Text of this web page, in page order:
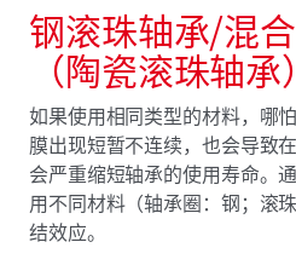
钢滚珠轴承/混
（陶瓷滚珠轴承
如果使用相同类型的材料，哪
膜出现短暂不连续，也会导致
会严重缩短轴承的使用寿命。
用不同材料（轴承圈：钢；滚
结效应。